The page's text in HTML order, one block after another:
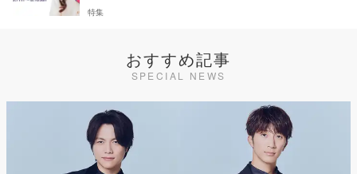
特集
おすすめ記事
SPECIAL NEWS